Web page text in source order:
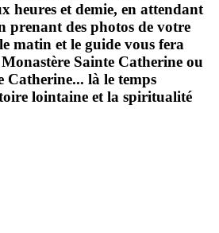
heures et demie, en attendant
prenant des photos de votre
matin et le guide vous fera
Sainte Catherine ou
Catherine... là le temps
lointaine et la spiritualité